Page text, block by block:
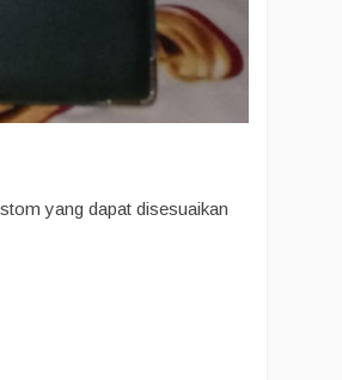
yang dapat disesuaikan